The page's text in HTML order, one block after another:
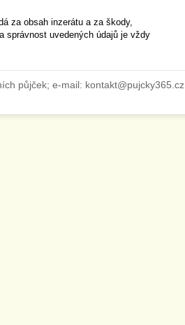
za obsah inzerátu a za škody,
správnost uvedených údajů je vždy
půjček; e-mail: kontakt@pujcky365.cz